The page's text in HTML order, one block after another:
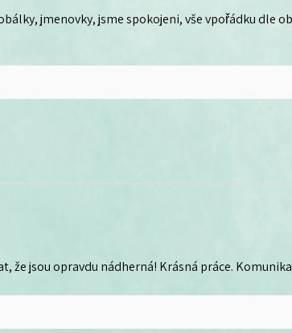
jmenovky, jsme spokojeni, vše vpořádku dle
že jsou opravdu nádherná! Krásná práce.